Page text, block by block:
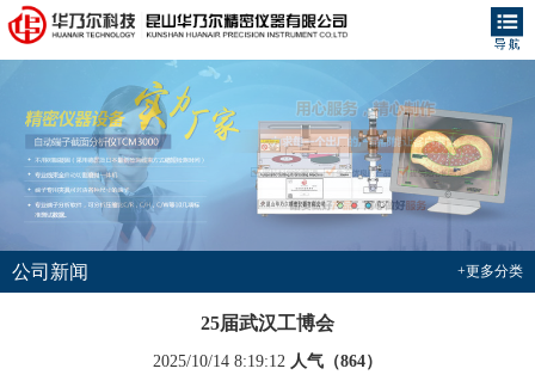
公司新闻 +更多分类
25届武汉工博会
2025/10/14 8:19:12 人气（864）